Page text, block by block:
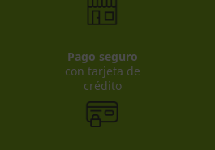
Pago seguro
con tarjeta de
crédito